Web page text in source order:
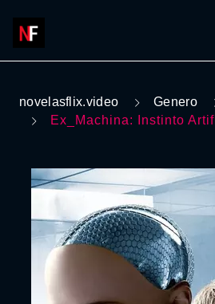
novelasflix.video Genero
Ex_Machina: Instinto